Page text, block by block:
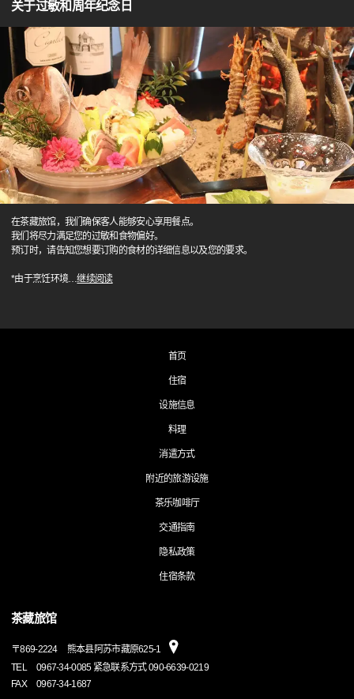
关于过敏和周年纪念日
在茶藏旅馆，我们确保客人能够安心享用餐点。
我们将尽力满足您的过敏和食物偏好。
预订时，请告知您想要订购的食材的详细信息以及您的要求。
*由于烹饪环境…继续阅读
首页
住宿
设施信息
料理
消遣方式
附近的旅游设施
茶乐咖啡厅
交通指南
隐私政策
住宿条款
茶藏旅馆
〒869-2224
熊本县阿苏市藏原625-1
TEL
0967-34-0085 紧急联系方式 090-6639-0219
FAX
0967-34-1687